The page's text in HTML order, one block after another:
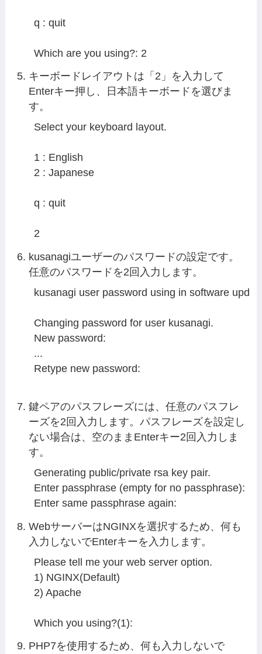
q : quit
Which are you using?: 2
キーボードレイアウトは「2」を入力して
Enterキー押し、日本語キーボードを選びま
す。
Select your keyboard layout.
1 : English
2 : Japanese
q : quit
2
kusanagiユーザーのパスワードの設定です。
任意のパスワードを2回入力します。
kusanagi user password using in software
Changing password for user kusanagi.
New password:
...
Retype new password:
鍵ペアのパスフレーズには、任意のパスフレ
ーズを2回入力します。パスフレーズを設定し
ない場合は、空のままEnterキー2回入力しま
す。
Generating public/private rsa key pair.
Enter passphrase (empty for no passphrase):
Enter same passphrase again:
WebサーバーはNGINXを選択するため、何も
入力しないでEnterキーを入力します。
Please tell me your web server option.
1) NGINX(Default)
2) Apache
Which you using?(1):
PHP7を使用するため、何も入力しないで